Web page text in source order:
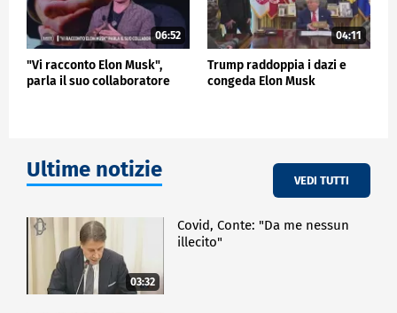
Musk mercoledì ha anche cambiato la sua biografia
sul suo profilo Twitter per leggere "Chief Twit".
ESTERI
06:52
"Vi racconto Elon Musk",
parla il suo collaboratore
04:11
Trump raddoppia i dazi e
congeda Elon Musk
Ultime notizie VEDI TUTTI
03:32
Covid, Conte: "Da me nessun
illecito"